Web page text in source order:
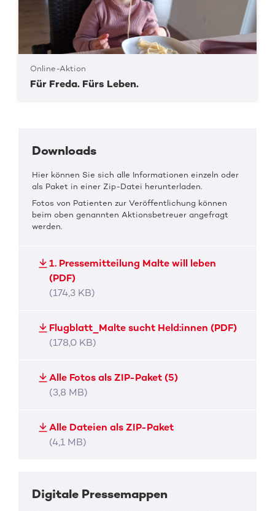
Online-Aktion
Für Freda. Fürs Leben.
Downloads
Hier können Sie sich alle Informationen einzeln oder
als Paket in einer Zip-Datei herunterladen.
Fotos von Patienten zur Veröffentlichung können
beim oben genannten Aktionsbetreuer angefragt
werden.
1. Pressemitteilung Malte will leben
(PDF)
(174,3 KB)
Flugblatt_Malte sucht Held:innen (PDF)
(178,0 KB)
Alle Fotos als ZIP-Paket (5)
(3,8 MB)
Alle Dateien als ZIP-Paket
(4,1 MB)
Digitale Pressemappen